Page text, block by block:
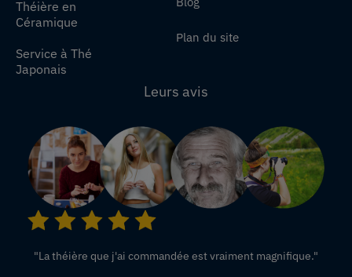
Théière en
Céramique
Service à Thé
Japonais
Plan du site
Leurs avis
"La théière que j'ai commandée est vraiment magnifique."